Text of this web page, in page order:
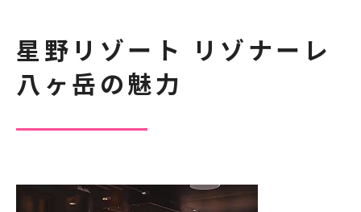
星野リゾート リゾナーレ
八ヶ岳の魅力